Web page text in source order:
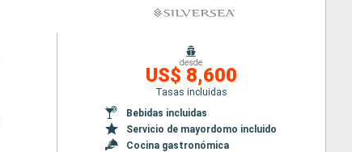
desde
US$ 8,600
Tasas incluidas
Bebidas incluidas
Servicio de mayordomo incluido
Cocina gastronómica